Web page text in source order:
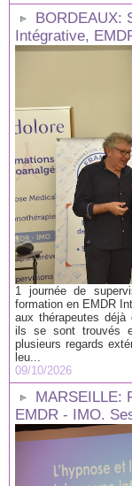
BORDEAUX:
Intégrative,
1 journée de
formation en EMDR
aux thérapeutes déjà
ils se sont trouvés
plusieurs regards
leu...
09/10/2026
MARSEILLE:
EMDR - IMO.